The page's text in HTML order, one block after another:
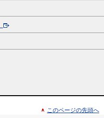
このページの先頭へ